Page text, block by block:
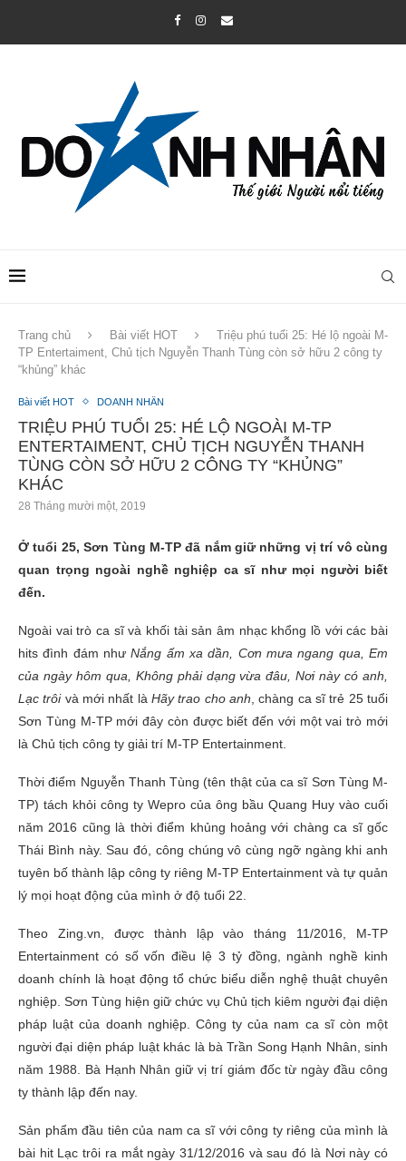
Trang chủ Bài viết HOT
Triệu phú tuổi 25: Hé lộ ngoài M-
TP Entertaiment, Chủ tịch Nguyễn Thanh Tùng còn sở hữu 2 công ty
“khủng” khác
Bài viết HOT DOANH NHÂN
TRIỆU PHÚ TUỔI 25: HÉ LỘ NGOÀI M-TP
ENTERTAIMENT, CHỦ TỊCH NGUYỄN THANH
TÙNG CÒN SỞ HỮU 2 CÔNG TY “KHỦNG”
KHÁC
28 Tháng mười một, 2019
Ở tuổi 25, Sơn Tùng M-TP đã nắm giữ những vị trí vô cùng
quan trọng ngoài nghề nghiệp ca sĩ như mọi người biết
đến.
Ngoài vai trò ca sĩ và khối tài sản âm nhạc khổng lồ với các bài
hits đình đám nhưNắng ấm xa dần, Cơn mưa ngang qua, Em
của ngày hôm qua, Không phải dạng vừa đâu, Nơi này có anh,
Lạc trôivà mới nhất làHãy trao cho anh , chàng ca sĩ trẻ 25 tuổi
Sơn Tùng M-TP mới đây còn được biết đến với một vai trò mới
là Chủ tịch công ty giải trí M-TP Entertainment.
Thời điểm Nguyễn Thanh Tùng (tên thật của ca sĩ Sơn Tùng M-
TP) tách khỏi công ty Wepro của ông bầu Quang Huy vào cuối
năm 2016 cũng là thời điểm khủng hoảng với chàng ca sĩ gốc
Thái Bình này. Sau đó, công chúng vô cùng ngỡ ngàng khi anh
tuyên bố thành lập công ty riêng M-TP Entertainment và tự quản
lý mọi hoạt động của mình ở độ tuổi 22.
Theo Zing.vn, được thành lập vào tháng 11/2016, M-TP
Entertainment có số vốn điều lệ 3 tỷ đồng, ngành nghề kinh
doanh chính là hoạt động tổ chức biểu diễn nghệ thuật chuyên
nghiệp. Sơn Tùng hiện giữ chức vụ Chủ tịch kiêm người đại diện
pháp luật của doanh nghiệp. Công ty của nam ca sĩ còn một
người đại diện pháp luật khác là bà Trần Song Hạnh Nhân, sinh
năm 1988. Bà Hạnh Nhân giữ vị trí giám đốc từ ngày đầu công
ty thành lập đến nay.
Sản phẩm đầu tiên của nam ca sĩ với công ty riêng của mình là
bài hit Lạc trôi ra mắt ngày 31/12/2016 và sau đó là Nơi này có